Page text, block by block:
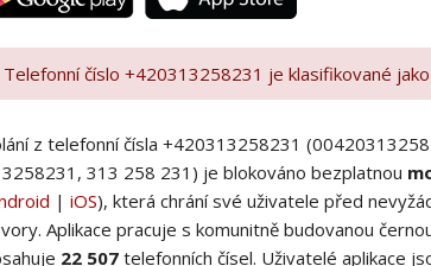
Telefonní číslo +420313258231 je klasifikované
z telefonní čísla +420313258231
313 258 231) je blokováno bezplatnou
| iOS), která chrání své uživatele před
Aplikace pracuje s komunitně budovanou
22 507 telefonních čísel. Uživatelé aplikace